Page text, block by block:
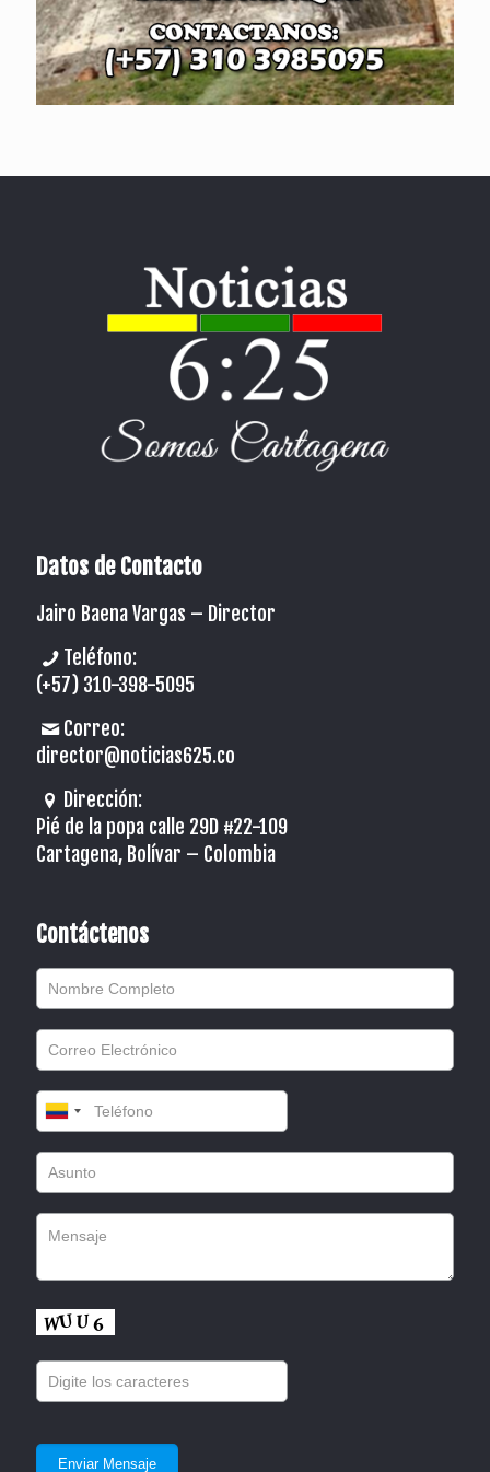
Datos de Contacto
Jairo Baena Vargas – Director
Teléfono:
(+57) 310-398-5095
Correo:
director@noticias625.co
Dirección:
Pié de la popa calle 29D #22-109
Cartagena, Bolívar – Colombia
Contáctenos